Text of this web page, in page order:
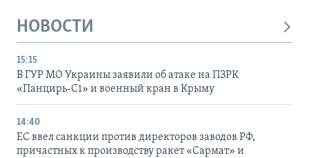
НОВОСТИ
15:15
В ГУР МО Украины заявили об атаке на ПЗРК
«Панцирь-С1» и военный кран в Крыму
14:40
ЕС ввел санкции против директоров заводов РФ,
причастных к производству ракет «Сармат» и